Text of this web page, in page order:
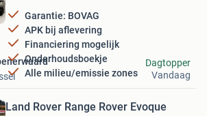
Garantie: BOVAG
APK bij aflevering
Financiering mogelijk
Onderhoudsboekje
Alle milieu/emissie zones
Dagtopper
Vandaag
Land Rover Range Rover Evoque